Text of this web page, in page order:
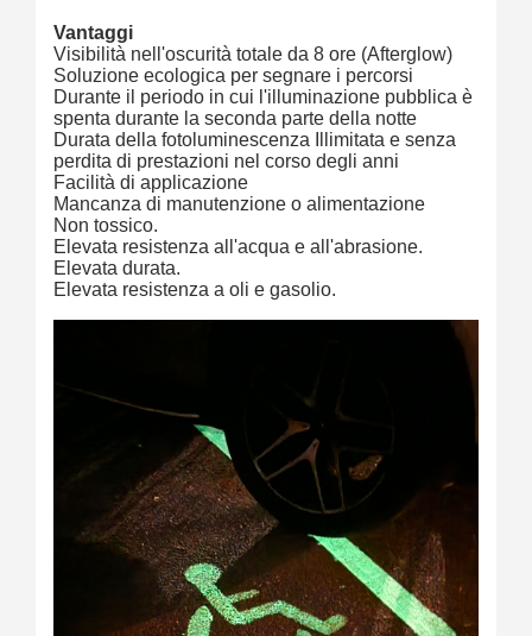
Vantaggi
Visibilità nell'oscurità totale da 8 ore (Afterglow)
Soluzione ecologica per segnare i percorsi
Durante il periodo in cui l'illuminazione pubblica è
spenta durante la seconda parte della notte
Durata della fotoluminescenza Illimitata e senza
perdita di prestazioni nel corso degli anni
Facilità di applicazione
Mancanza di manutenzione o alimentazione
Non tossico.
Elevata resistenza all'acqua e all'abrasione.
Elevata durata.
Elevata resistenza a oli e gasolio.